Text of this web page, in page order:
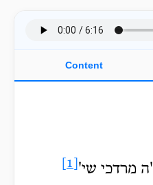
Content
מרדכי שי'